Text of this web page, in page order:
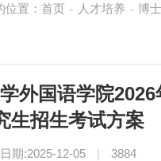
位置： 首页 - 人才培养 - 博
外国语学院
生招生考试方案
日期:2025-12-05 | 3884